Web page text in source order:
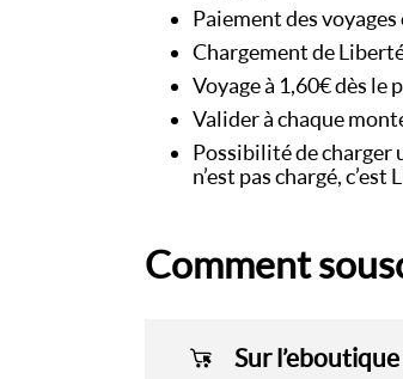
Paiement des
Chargement de
Voyage à 1,60€ dès le
Valider à chaque
Possibilité de charger
n’est pas chargé,
Comment
Sur